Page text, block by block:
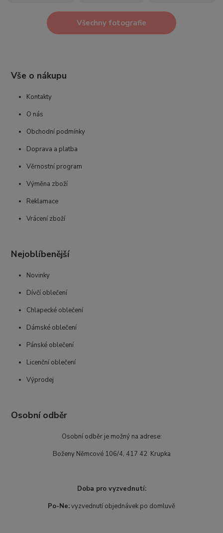
Všechny fotografie
Vše o nákupu
Kontakty
O nás
Obchodní podmínky
Doprava a platba
Věrnostní program
Výměna zboží
Reklamace
Vrácení zboží
Nejoblíbenější
Novinky
Dívčí oblečení
Chlapecké oblečení
Dámské oblečení
Pánské oblečení
Licenční oblečení
Výprodej
Osobní odběr
Osobní odběr je možný na adrese:
Boženy Němcové 106/4, 417 42 Krupka
Doba pro vyzvednutí:
Po-Ne:vyzvednutí objednávek po domluvě